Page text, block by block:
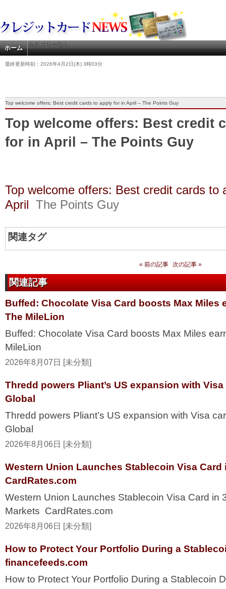
ホーム カテゴリーなし
最終更新時刻：2026年4月2日(木) 3時03分
Top welcome offers: Best credit cards to apply for in April – The Points Guy
Top welcome offers: Best credit
for in April – The Points Guy
Top welcome offers: Best credit cards to
April The Points Guy
関連タグ
« 前の記事 次の記事 »
関連記事
Buffed: Chocolate Visa Card boosts Max Miles
The MileLion
Buffed: Chocolate Visa Card boosts Max Miles
MileLion
2026年8月07日 [未分類]
Thredd powers Pliant’s US expansion with
Global
Thredd powers Pliant’s US expansion with Visa
Global
2026年8月06日 [未分類]
Western Union Launches Stablecoin Visa Card
CardRates.com
Western Union Launches Stablecoin Visa Card in
Markets CardRates.com
2026年8月06日 [未分類]
How to Protect Your Portfolio During a
financefeeds.com
How to Protect Your Portfolio During a Stablecoin